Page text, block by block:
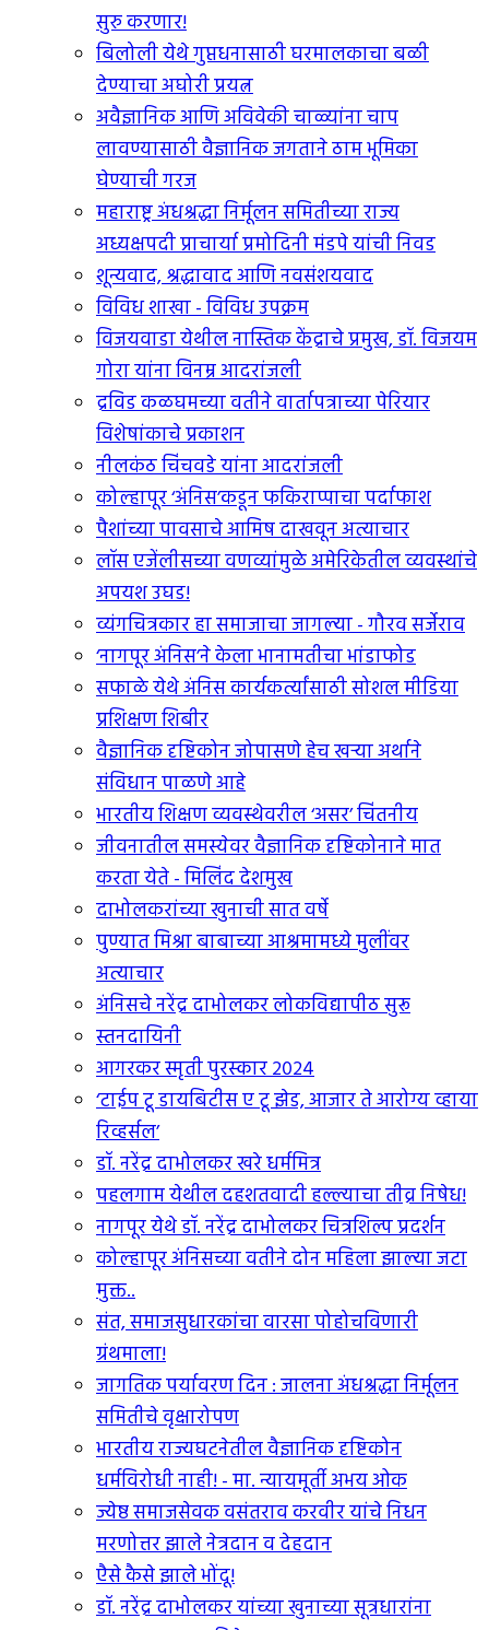
सुरु करणार!
बिलोली येथे गुप्तधनासाठी घरमालकाचा बळी
देण्याचा अघोरी प्रयत्न
अवैज्ञानिक आणि अविवेकी चाळ्यांना चाप
लावण्यासाठी वैज्ञानिक जगताने ठाम भूमिका
घेण्याची गरज
महाराष्ट्र अंधश्रद्धा निर्मूलन समितीच्या राज्य
अध्यक्षपदी प्राचार्या प्रमोदिनी मंडपे यांची निवड
शून्यवाद, श्रद्धावाद आणि नवसंशयवाद
विविध शाखा - विविध उपक्रम
विजयवाडा येथील नास्तिक केंद्राचे प्रमुख, डॉ. विजयम
गोरा यांना विनम्र आदरांजली
द्रविड कळघमच्या वतीने वार्तापत्राच्या पेरियार
विशेषांकाचे प्रकाशन
नीलकंठ चिंचवडे यांना आदरांजली
कोल्हापूर ‘अंनिस’कडून फकिराप्पाचा पर्दाफाश
पैशांच्या पावसाचे आमिष दाखवून अत्याचार
लॉस एजेंलीसच्या वणव्यांमुळे अमेरिकेतील व्यवस्थांचे
अपयश उघड!
व्यंगचित्रकार हा समाजाचा जागल्या - गौरव सर्जेराव
‘नागपूर अंनिस’ने केला भानामतीचा भांडाफोड
सफाळे येथे अंनिस कार्यकर्त्यांसाठी सोशल मीडिया
प्रशिक्षण शिबीर
वैज्ञानिक दृष्टिकोन जोपासणे हेच खर्‍या अर्थाने
संविधान पाळणे आहे
भारतीय शिक्षण व्यवस्थेवरील ‘असर’ चिंतनीय
जीवनातील समस्येवर वैज्ञानिक दृष्टिकोनाने मात
करता येते - मिलिंद देशमुख
दाभोलकरांच्या खुनाची सात वर्षे
पुण्यात मिश्रा बाबाच्या आश्रमामध्ये मुलींवर
अत्याचार
अंनिसचे नरेंद्र दाभोलकर लोकविद्यापीठ सुरू
स्तनदायिनी
आगरकर स्मृती पुरस्कार २०२४
‘टाईप टू डायबिटीस ए टू झेड, आजार ते आरोग्य व्हाया
रिव्हर्सल’
डॉ. नरेंद्र दाभोलकर खरे धर्ममित्र
पहलगाम येथील दहशतवादी हल्ल्याचा तीव्र निषेध!
नागपूर येथे डॉ. नरेंद्र दाभोलकर चित्रशिल्प प्रदर्शन
कोल्हापूर अंनिसच्या वतीने दोन महिला झाल्या जटा
मुक्त..
संत, समाजसुधारकांचा वारसा पोहोचविणारी
ग्रंथमाला!
जागतिक पर्यावरण दिन : जालना अंधश्रद्धा निर्मूलन
समितीचे वृक्षारोपण
भारतीय राज्यघटनेतील वैज्ञानिक दृष्टिकोन
धर्मविरोधी नाही! - मा. न्यायमूर्ती अभय ओक
ज्येष्ठ समाजसेवक वसंतराव करवीर यांचे निधन
मरणोत्तर झाले नेत्रदान व देहदान
एैसे कैसे झाले भोंदू!
डॉ. नरेंद्र दाभोलकर यांच्या खुनाच्या सूत्रधारांना